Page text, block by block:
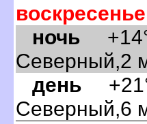
оскресенье
ночь
Северный,2
день
Северный,6